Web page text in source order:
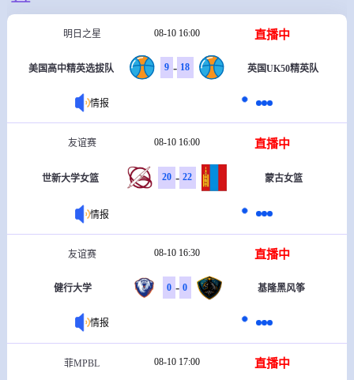
明日之星 08-10 16:00 直播中
美国高中精英选拔队 9 - 18 英国UK50精英队
情报
友谊赛 08-10 16:00 直播中
世新大学女篮 20 - 22 蒙古女篮
情报
友谊赛 08-10 16:30 直播中
健行大学 0 - 0 基隆黑风筝
情报
菲MPBL 08-10 17:00 直播中